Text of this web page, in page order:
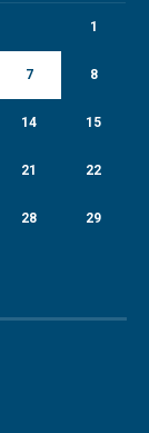
1
7 8
14 15
21 22
28 29